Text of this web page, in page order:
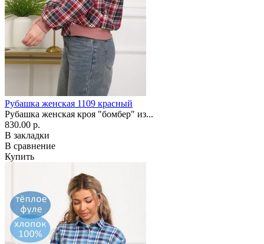
Рубашка женская 1109 красный
Рубашка женская кроя "бомбер" из...
830.00 р.
В закладки
В сравнение
Купить